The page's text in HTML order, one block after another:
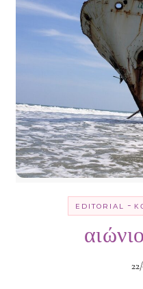
EDITORIAL -